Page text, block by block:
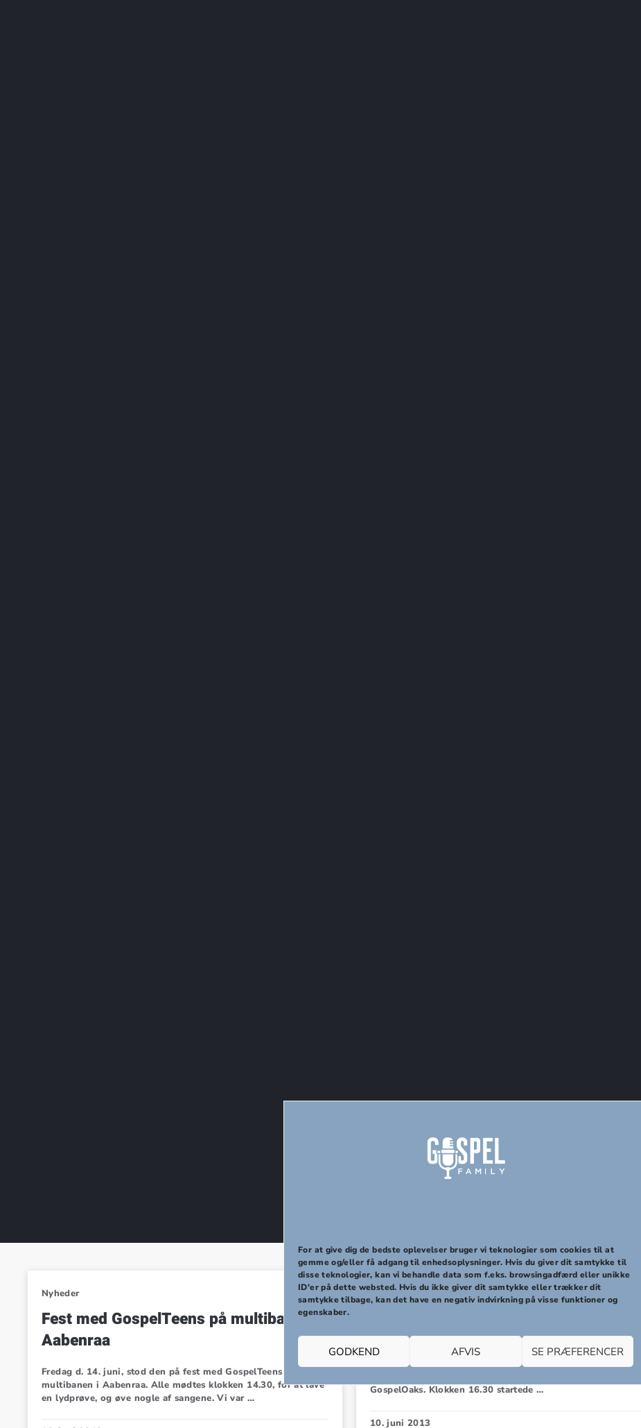
For at give dig de bedste oplevelser bruger vi teknologier som cookies til at
gemme og/eller få adgang til enhedsoplysninger. Hvis du giver dit samtykke til
disse teknologier, kan vi behandle data som f.eks. browsingadfærd eller unikke
ID'er på dette websted. Hvis du ikke giver dit samtykke eller trækker dit
samtykke tilbage, kan det have en negativ indvirkning på visse funktioner og
egenskaber.
GODKEND AFVIS SE PRÆFERENCER
juni, 2013
Nyheder
Fest med GospelTeens på multibanen i
Aabenraa
Fredag d. 14. juni, stod den på fest med GospelTeens på
multibanen i Aabenraa. Alle mødtes klokken 14.30, for at lave
en lydprøve, og øve nogle af sangene. Vi var …
Nyheder
Søndag d. 9. juni, var GospelTeens en del af udendørs
gospelgudstjeneste foran Sct. Nicolai Kirke. Teens mødtes kl.
GospelOaks. Klokken 16.30 startede …
10. juni 2013